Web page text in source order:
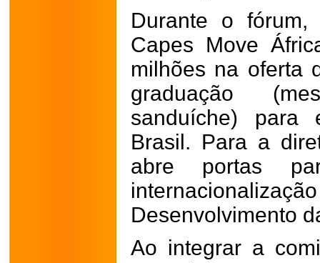
Durante o
Capes Move
milhões na oferta
graduação
sanduíche) para
Brasil. Para a
abre portas
Desenvolvimento
Ao integrar a